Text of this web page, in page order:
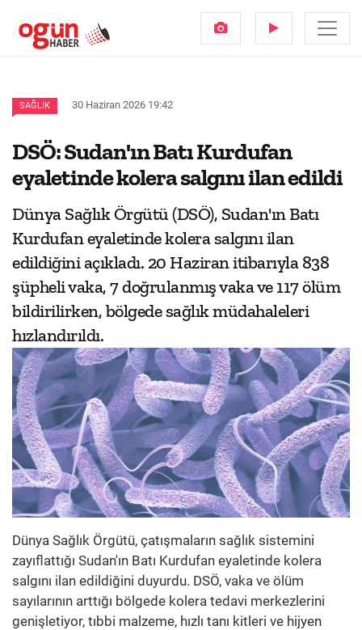
SAĞLIK 30 Haziran 2026 19:42
DSÖ: Sudan'ın Batı Kurdufan
eyaletinde kolera salgını ilan edildi
Dünya Sağlık Örgütü (DSÖ), Sudan'ın Batı
Kurdufan eyaletinde kolera salgını ilan
edildiğini açıkladı. 20 Haziran itibarıyla 838
şüpheli vaka, 7 doğrulanmış vaka ve 117 ölüm
bildirilirken, bölgede sağlık müdahaleleri
hızlandırıldı.
Dünya Sağlık Örgütü, çatışmaların sağlık sistemini
zayıflattığı Sudan'ın Batı Kurdufan eyaletinde kolera
salgını ilan edildiğini duyurdu. DSÖ, vaka ve ölüm
sayılarının arttığı bölgede kolera tedavi merkezlerini
genişletiyor, tıbbi malzeme, hızlı tanı kitleri ve hijyen